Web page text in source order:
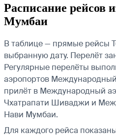
Расписание рейсов
Мумбаи
В таблице — прямые рейсы
выбранную дату. Перелёт
Регулярные перелёты
аэропортов
прилёт в Международный
Чхатрапати Шиваджи и
Нави Мумбаи.
Для каждого рейса